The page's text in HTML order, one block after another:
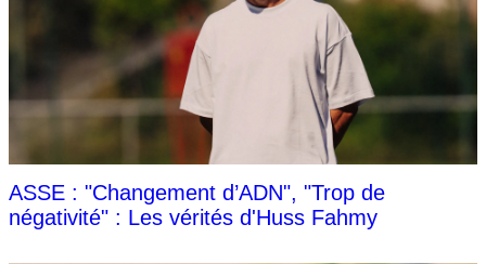
ASSE : "Changement d’ADN", "Trop de
négativité" : Les vérités d'Huss Fahmy